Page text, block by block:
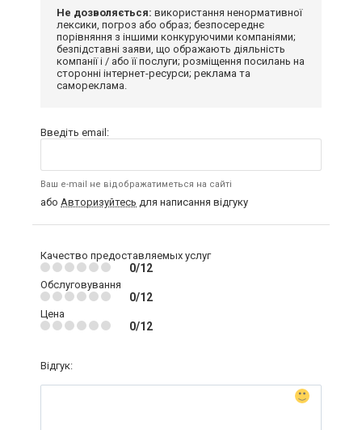
Не дозволяється: використання ненормативної
лексики, погроз або образ; безпосереднє
порівняння з іншими конкуруючими компаніями;
безпідставні заяви, що ображають діяльність
компанії і / або її послуги; розміщення посилань на
сторонні інтернет-ресурси; реклама та
самореклама.
Введіть email:
Ваш e-mail не відображатиметься на сайті
або Авторизуйтесь для написання відгуку
Качество предоставляемых услуг
0/12
Обслуговування
0/12
Цена
0/12
Відгук: